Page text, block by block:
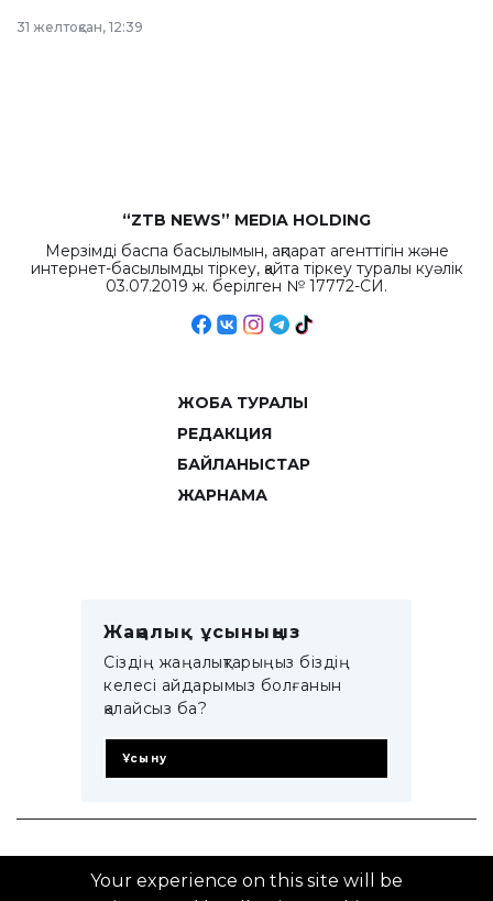
республиканского
31 желтоқсан, 12:39
“ZTB NEWS” MEDIA HOLDING
Мерзімді баспа басылымын, ақпарат агенттігін және
интернет-басылымды тіркеу, қайта тіркеу туралы куәлік
03.07.2019 ж. берілген № 17772-СИ.
ЖОБА ТУРАЛЫ
РЕДАКЦИЯ
БАЙЛАНЫСТАР
ЖАРНАМА
Жаңалық ұсыныңыз
Сіздің жаңалықтарыңыз біздің
келесі айдарымыз болғанын
қалайсыз ба?
Ұсыну
© 2014–2025 ZTB.KZ
Your experience on this site will be